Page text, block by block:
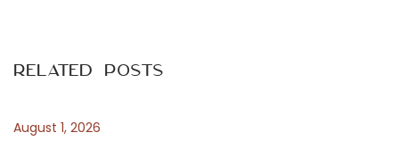
s
o
s
n
l
Related Posts
August 1, 2026